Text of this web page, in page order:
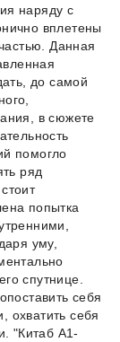
наряду с
вплетены
Данная
до самой
в сюжете
помогло
ряд
попытка
уму,
спутнице.
себя
охватить себя
"Китаб A1-